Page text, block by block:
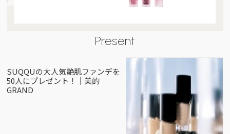
Present
SUQQUの大人気艶肌ファンデを
50人にプレゼント！｜美的
GRAND